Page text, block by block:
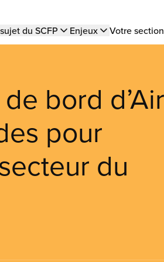
du SCFP Enjeux Votre
bord d’Air
pour
du